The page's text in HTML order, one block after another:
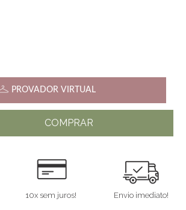
PROVADOR VIRTUAL
COMPRAR
10x sem juros! Envio imediato!